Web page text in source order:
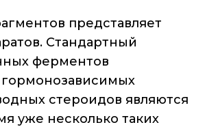
представляет
Стандартный
ферментов
стероидов являются
уже несколько таких